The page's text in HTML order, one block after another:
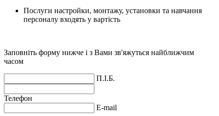
Послуги настройки, монтажу, установки та навчання
персоналу входять у вартість
Заповніть форму нижче і з Вами зв'яжуться найближчим
часом
П.І.Б.
Телефон
E-mail